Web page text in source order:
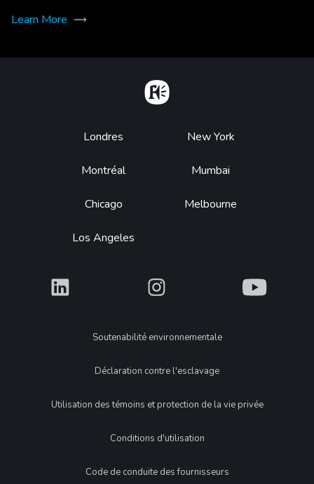
Learn More
Footer
Londres
Montréal
Chicago
Los Angeles
New York
Mumbai
Melbourne
What What What
LegalSoutenabilité environnementale
Déclaration contre l'esclavage
Utilisation des témoins et protection de la vie privée
Conditions d'utilisation
Code de conduite des fournisseurs